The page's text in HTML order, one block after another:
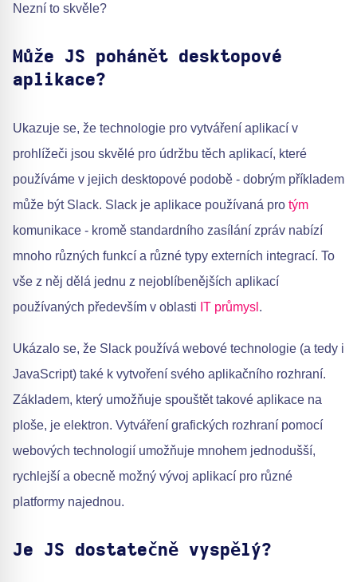
Nezní to skvěle?
Může JS pohánět desktopové
aplikace?
Ukazuje se, že technologie pro vytváření aplikací v
prohlížeči jsou skvělé pro údržbu těch aplikací, které
používáme v jejich desktopové podobě - dobrým příkladem
může být Slack. Slack je aplikace používaná pro tým
komunikace - kromě standardního zasílání zpráv nabízí
mnoho různých funkcí a různé typy externích integrací. To
vše z něj dělá jednu z nejoblíbenějších aplikací
používaných především v oblasti IT průmysl .
Ukázalo se, že Slack používá webové technologie (a tedy i
JavaScript) také k vytvoření svého aplikačního rozhraní.
Základem, který umožňuje spouštět takové aplikace na
ploše, je elektron. Vytváření grafických rozhraní pomocí
webových technologií umožňuje mnohem jednodušší,
rychlejší a obecně možný vývoj aplikací pro různé
platformy najednou.
Je JS dostatečně vyspělý?